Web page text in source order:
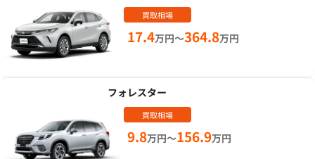
買取相場
17.4万円～364.8万円
フォレスター
買取相場
9.8万円～156.9万円